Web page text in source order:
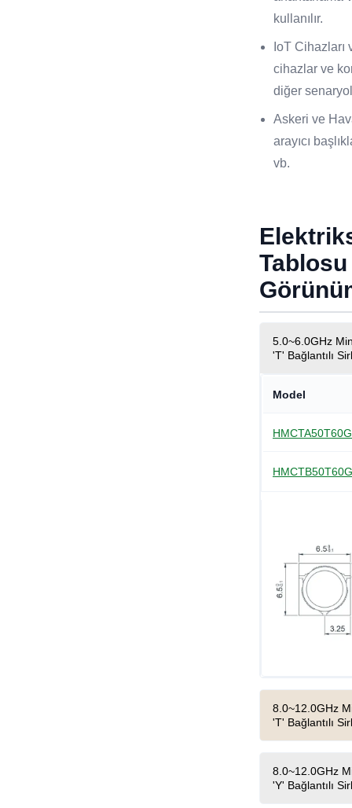
kullanılır.
IoT
cihazlar ve
diğer
Askeri ve
arayıcı
vb.
5.0~6.0GHz
'T' Bağlantılı
Model
8.0~12.0GHz
'T' Bağlantılı
8.0~12.0GHz
'Y' Bağlantılı